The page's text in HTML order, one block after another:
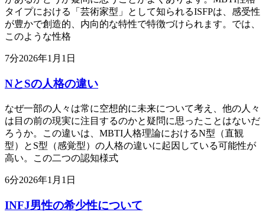
タイプにおける「芸術家型」として知られるISFPは、感受性
が豊かで創造的、内向的な特性で特徴づけられます。では、
このような性格
7分2026年1月1日
NとSの人格の違い
なぜ一部の人々は常に空想的に未来について考え、他の人々
は目の前の現実に注目するのかと疑問に思ったことはないだ
ろうか。この違いは、MBTI人格理論におけるN型（直観
型）とS型（感覚型）の人格の違いに起因している可能性が
高い。この二つの認知様式
6分2026年1月1日
INFJ男性の希少性について